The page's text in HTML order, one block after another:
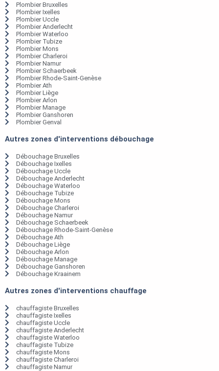
Plombier Bruxelles
Plombier Ixelles
Plombier Uccle
Plombier Anderlecht
Plombier Waterloo
Plombier Tubize
Plombier Mons
Plombier Charleroi
Plombier Namur
Plombier Schaerbeek
Plombier Rhode-Saint-Genèse
Plombier Ath
Plombier Liège
Plombier Arlon
Plombier Manage
Plombier Ganshoren
Plombier Genval
Autres zones d'interventions débouchage
Débouchage Bruxelles
Débouchage Ixelles
Débouchage Uccle
Débouchage Anderlecht
Débouchage Waterloo
Débouchage Tubize
Débouchage Mons
Débouchage Charleroi
Débouchage Namur
Débouchage Schaerbeek
Débouchage Rhode-Saint-Genèse
Débouchage Ath
Débouchage Liège
Débouchage Arlon
Débouchage Manage
Débouchage Ganshoren
Débouchage Kraainem
Autres zones d'interventions chauffage
chauffagiste Bruxelles
chauffagiste Ixelles
chauffagiste Uccle
chauffagiste Anderlecht
chauffagiste Waterloo
chauffagiste Tubize
chauffagiste Mons
chauffagiste Charleroi
chauffagiste Namur